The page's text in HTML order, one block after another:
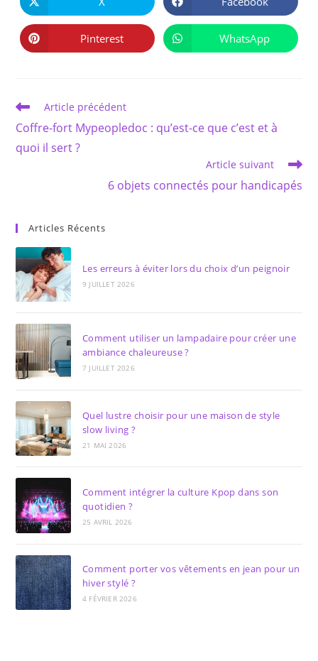
CONTENU
Ouvrir
dans
une
autre
fenêtre
Ouvrir
dans
une
autre
fenêtre
Ouvrir
dans
Pinterest Ouvrir
dans
WhatsApp
Read
more
articles
Article précédent
Coffre-fort Mypeopledoc : qu’est-ce que c’est et à
quoi il sert ?
Article suivant
6 objets connectés pour handicapés
Articles Récents
Les erreurs à éviter lors du choix d’un peignoir
9 JUILLET 2026
Comment utiliser un lampadaire pour créer une
ambiance chaleureuse ?
7 JUILLET 2026
Quel lustre choisir pour une maison de style
slow living ?
21 MAI 2026
Comment intégrer la culture Kpop dans son
quotidien ?
25 AVRIL 2026
Comment porter vos vêtements en jean pour un
hiver stylé ?
4 FÉVRIER 2026